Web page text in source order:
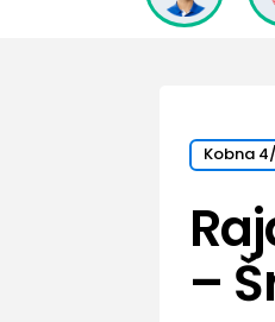
Kobna
–